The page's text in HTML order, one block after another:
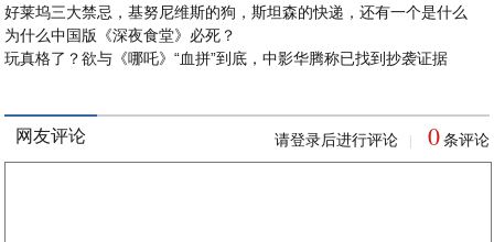
好莱坞三大禁忌，基努尼维斯的狗，斯坦森的快递，还有一个是什么
为什么中国版《深夜食堂》必死？
玩真格了？欲与《哪吒》“血拼”到底，中影华腾称已找到抄袭证据
网友评论 请登录后进行评论 0 条评论